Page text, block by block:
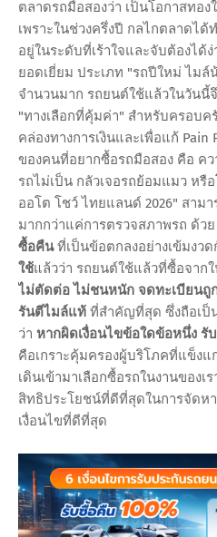
ตลาดรถมือสองว่า เป็นโอกาสทอ
เพราะในช่วงครึ่งปี กลไกตลาดได้
อยู่ในระดับที่เร้าใจและจับต้องได้
ยอดเยี่ยม ประเภท "รถปีใหม่ ไมล์
จำนวนมาก รถยนต์ใช้แล้วในวันนี้
"ทางเลือกที่คุ้มค่า" สำหรับครอบ
คล่องทางการเงินและเพื่อแก้
ของคนที่อยากซื้อรถมือสอง คือ ค
รถไม่เป็น กลัวเจอรถย้อมแมว หรื
ออโต โชว์ ไทยแลนด์ 2026" สาม
มากกว่าแค่การตรวจสภาพรถ ด้วย
ซื้อคืนที่เป็นข้อตกลงอย่างเข้มงวด
ใช้แล้วว่า รถยนต์ใช้แล้วที่ซื้อจาก
ไม่ตัดต่อ ไม่ชนหนัก จดทะเบียนถู
รันตีไมล์แท้ ที่สำคัญที่สุด ซึ่งถือเป็
ว่า หากผิดเงื่อนไขข้อใดข้อหนึ่ง รั
คือเกราะคุ้มครองผู้บริโภคที่แข็ง
เดินเข้ามาเลือกซื้อรถในงานของเ
สิทธิประโยชน์ที่ดีที่สุดในการจัดห
เงื่อนไขที่ดีที่สุด